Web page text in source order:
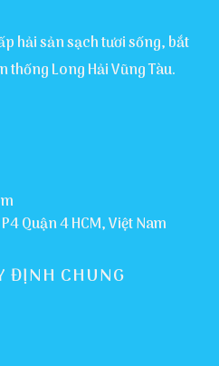
hải sản sạch tươi sống, bắt
Long Hải Vũng Tàu.
Quận 4 HCM, Việt Nam
ĐỊNH CHUNG